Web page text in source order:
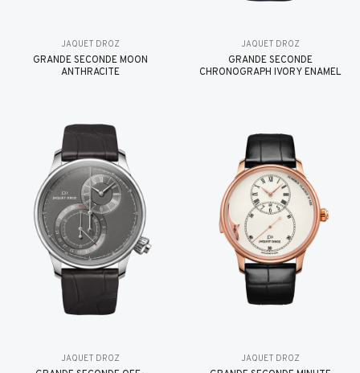
JAQUET DROZ
GRANDE SECONDE MOON
ANTHRACITE
JAQUET DROZ
GRANDE SECONDE
CHRONOGRAPH IVORY ENAMEL
JAQUET DROZ JAQUET DROZ